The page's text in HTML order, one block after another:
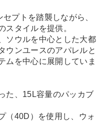
プトを踏襲しながら、
スタイルを提供。
ソウルを中心とした大都
ウンユースのアパレルと
ムを中心に展開していま
た、15L容量のパッカブ
（40D）を使用し、ウォ